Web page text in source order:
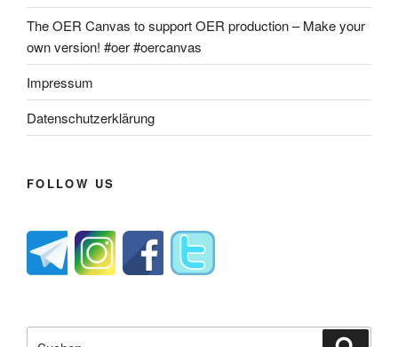
The OER Canvas to support OER production – Make your
own version! #oer #oercanvas
Impressum
Datenschutzerklärung
FOLLOW US